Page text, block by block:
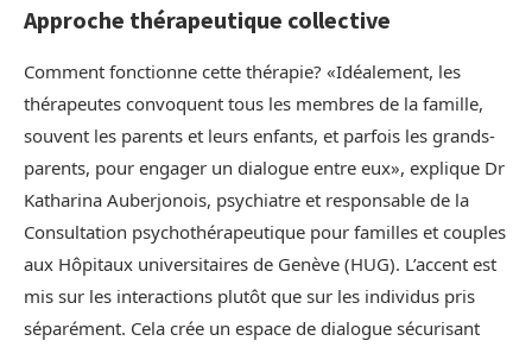
Approche thérapeutique collective
Comment fonctionne cette thérapie? «Idéalement, les
thérapeutes convoquent tous les membres de la famille,
souvent les parents et leurs enfants, et parfois les grands-
parents, pour engager un dialogue entre eux», explique Dr
Katharina Auberjonois, psychiatre et responsable de la
Consultation psychothérapeutique pour familles et couples
aux Hôpitaux universitaires de Genève (HUG). L’accent est
mis sur les interactions plutôt que sur les individus pris
séparément. Cela crée un espace de dialogue sécurisant